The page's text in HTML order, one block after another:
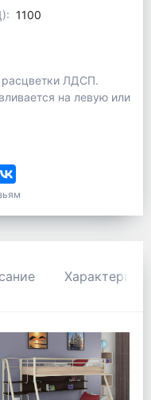
1100
расцветки ЛДСП.
на левую или